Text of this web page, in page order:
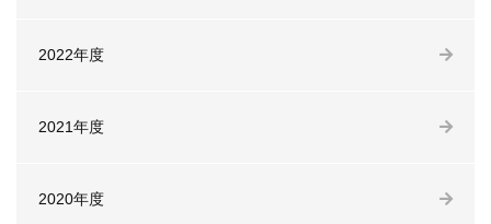
2022年度
2021年度
2020年度